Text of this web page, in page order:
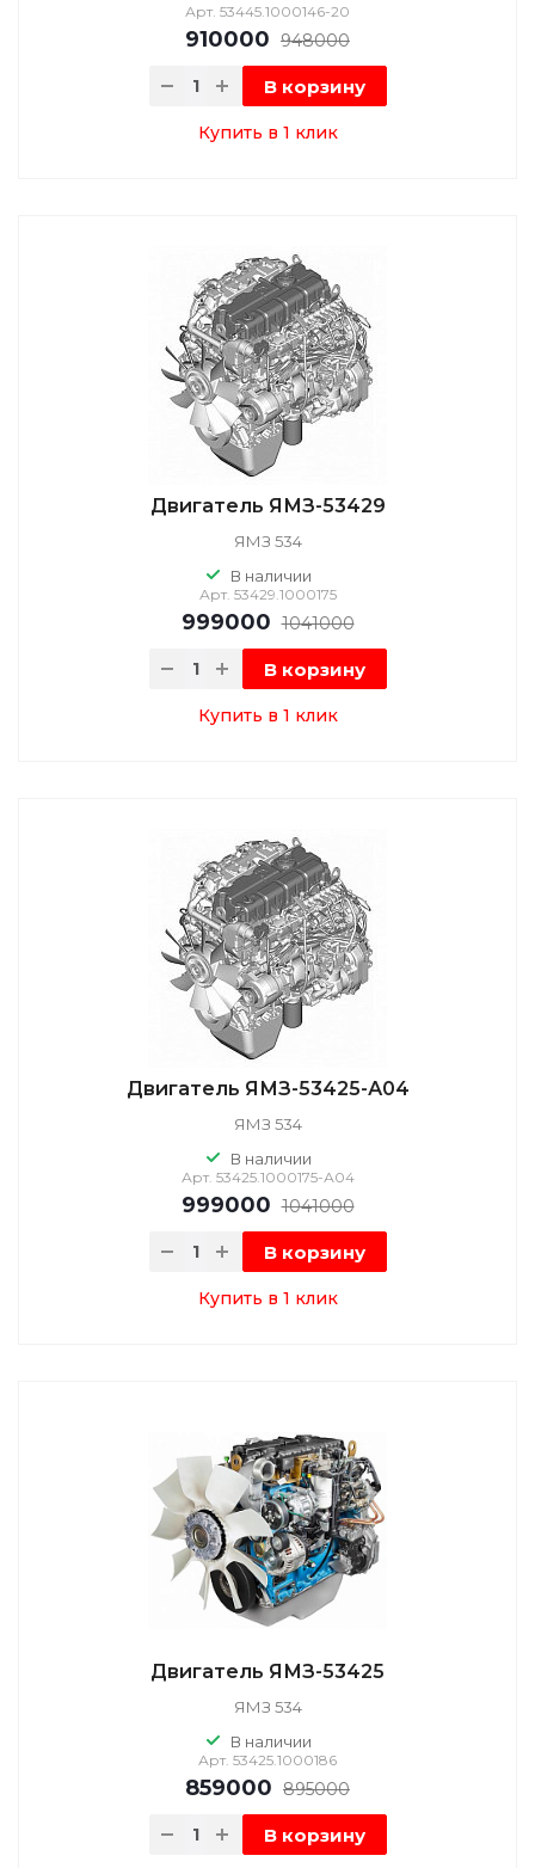
Арт. 53445.1000146-20
910000 948000
В корзину
Купить в 1 клик
Двигатель ЯМЗ-53429
ЯМЗ 534
В наличии
Арт. 53429.1000175
999000 1041000
В корзину
Купить в 1 клик
Двигатель ЯМЗ-53425-А04
ЯМЗ 534
В наличии
Арт. 53425.1000175-А04
999000 1041000
В корзину
Купить в 1 клик
Двигатель ЯМЗ-53425
ЯМЗ 534
В наличии
Арт. 53425.1000186
859000 895000
В корзину